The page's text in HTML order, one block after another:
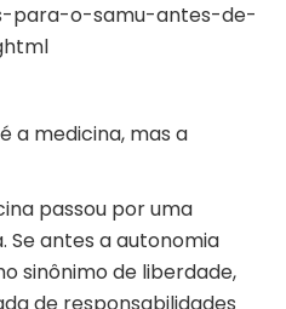
para-o-samu-antes-de-
a medicina, mas a
passou por uma
Se antes a autonomia
sinônimo de liberdade,